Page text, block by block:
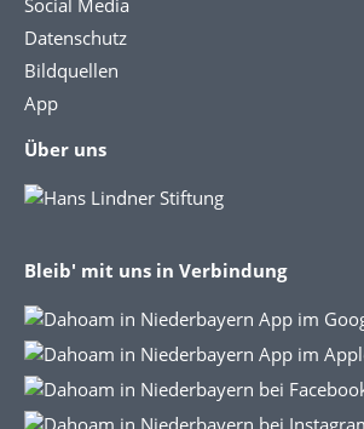
Datenschutz
Bildquellen
App
Über uns
Bleib' mit uns in Verbindung